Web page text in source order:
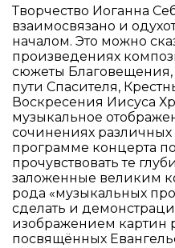
Творчество Иоганна
взаимосвязано и
началом. Это можно
произведениях
сюжеты Благовещения,
пути Спасителя,
Воскресения Иисуса
музыкальное
сочинениях
программе концерта
прочувствовать те
заложенные великим
рода «музыкальных
сделать и
изображением картин
посвящённых